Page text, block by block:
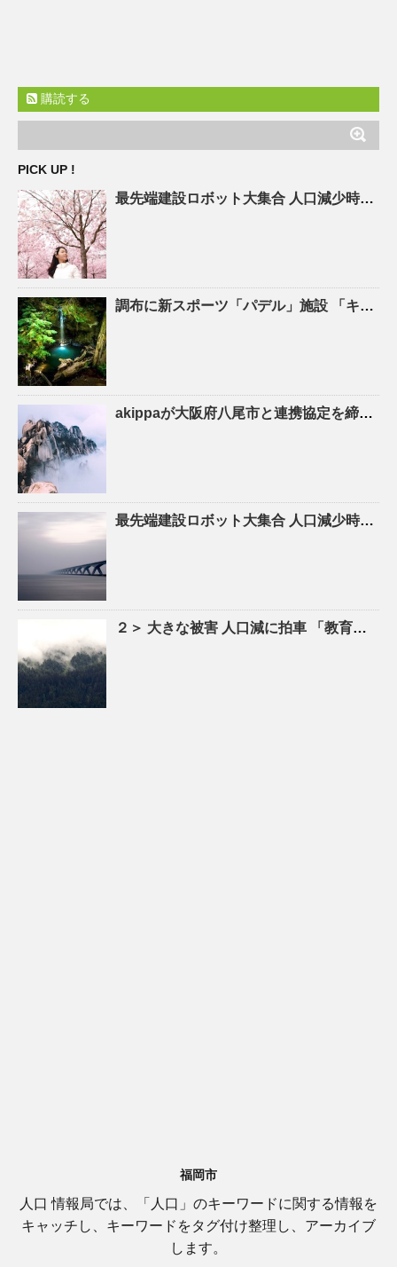
購読する
PICK UP !
最先端建設ロボット大集合 人口 減少時代の建設現場を救え! – ASCII.jp
調布に新スポーツ「パデル」施設 「キャプテン翼」高橋陽一さん手がける – 調布経済新聞
akippaが大阪府八尾市と連携協定を締結！駐車場シェアを活かしたにぎわいの創出と関係
最先端建設ロボット大集合 人口 減少時代の建設現場を救え！ – YouTube
２＞ 大きな被害 人口 減に拍車 「教育のまち」で移住促進｜特集 – 苫小牧民報
福岡市
人口 情報局では、「人口」のキーワードに関する情報を
キャッチし、キーワードをタグ付け整理し、アーカイブ
します。